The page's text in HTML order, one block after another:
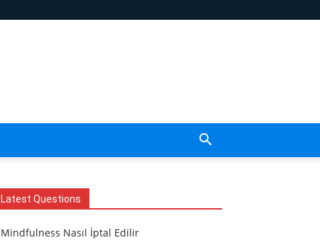
Latest Questions
Mindfulness Nasıl İptal Edilir